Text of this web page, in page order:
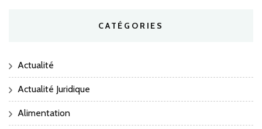
CATÉGORIES
Actualité
Actualité Juridique
Alimentation